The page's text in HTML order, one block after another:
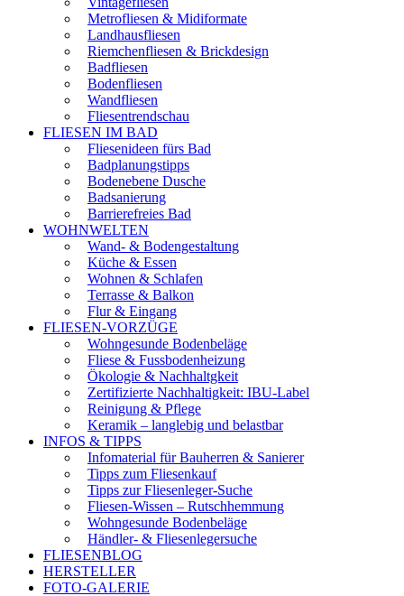
Metrofliesen & Midiformate
Landhausfliesen
Riemchenfliesen & Brickdesign
Badfliesen
Bodenfliesen
Wandfliesen
Fliesentrendschau
FLIESEN IM BAD
Fliesenideen fürs Bad
Badplanungstipps
Bodenebene Dusche
Badsanierung
Barrierefreies Bad
WOHNWELTEN
Wand- & Bodengestaltung
Küche & Essen
Wohnen & Schlafen
Terrasse & Balkon
Flur & Eingang
FLIESEN-VORZÜGE
Wohngesunde Bodenbeläge
Fliese & Fussbodenheizung
Ökologie & Nachhaltgkeit
Zertifizierte Nachhaltigkeit: IBU-Label
Reinigung & Pflege
Keramik – langlebig und belastbar
INFOS & TIPPS
Infomaterial für Bauherren & Sanierer
Tipps zum Fliesenkauf
Tipps zur Fliesenleger-Suche
Fliesen-Wissen – Rutschhemmung
Wohngesunde Bodenbeläge
Händler- & Fliesenlegersuche
FLIESENBLOG
HERSTELLER
FOTO-GALERIE